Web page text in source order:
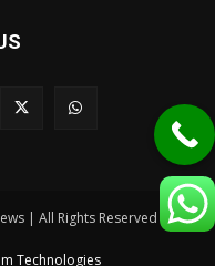
| All Rights Reserved
Technologies